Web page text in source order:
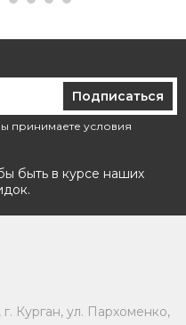
Подписаться
принимаете условия
быть в курсе наших
Курган, ул. Пархоменко,